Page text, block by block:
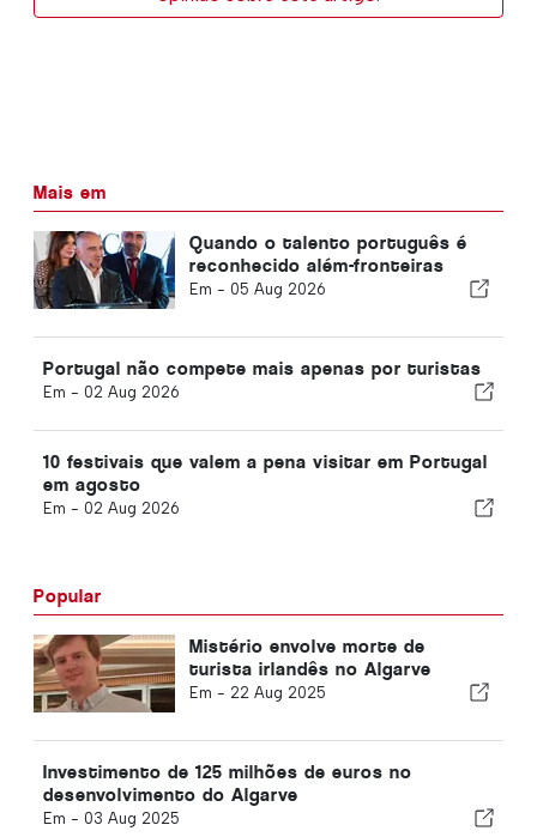
Mais em
Quando o talento português é
reconhecido além-fronteiras
Em - 05 Aug 2026
Portugal não compete mais apenas por turistas
Em - 02 Aug 2026
10 festivais que valem a pena visitar em Portugal
em agosto
Em - 02 Aug 2026
Popular
Mistério envolve morte de
turista irlandês no Algarve
Em - 22 Aug 2025
Investimento de 125 milhões de euros no
desenvolvimento do Algarve
Em - 03 Aug 2025